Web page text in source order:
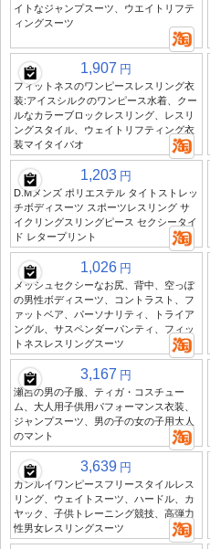
イトなジャンプスーツ、ウエイトリフテ
ィングスーツ
1,907 円
フィットネスのワンピースレスリング衣
装:アイスシルクのワンピース水着、クー
ルなカラーブロックレスリング、レスリ
ングスタイル、ウェイトリフティング衣
装マイタイバオ
1,203 円
D.Mメンズ ポリエステル タイトストレッ
チボディスーツ スポーツレスリング サ
イクリングスリングピース セクシータイ
ド レタープリント
1,026 円
メッシュセクシーなお尻、背中、空っぽ
の男性ボディスーツ、コントラスト、フ
ァットベア、パーソナリティ、トライア
ングル、サスペンダーパンティ、フィッ
トネスレスリングスーツ
3,167 円
瀬呂の男の子服、ティガ・コスチュー
ム、大人用子供用パフォーマンス衣装、
ジャンプスーツ、男の子の女の子用大人
のマント
3,639 円
カンルイワンピースフリースタイルレス
リング、ウェイトスーツ、ハードル、カ
ヤック、子供トレーニング競技、高弾力
性男女レスリングスーツ